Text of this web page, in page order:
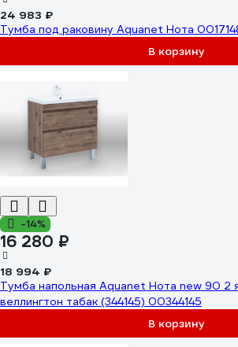
24 983 ₽
Тумба под раковину Aquanet Нота
В корзину
-14%
16 280 ₽
18 994 ₽
Тумба напольная Aquanet Нота new 90 2
веллингтон табак (344145) 00344145
В корзину